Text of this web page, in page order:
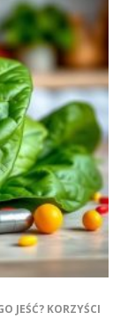
JEŚĆ? KORZYŚCI